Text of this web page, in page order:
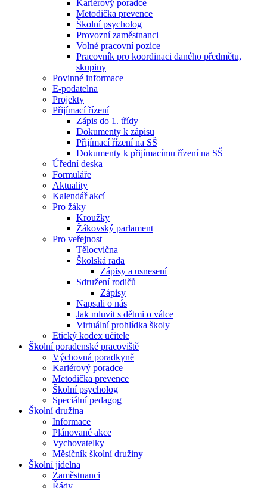
Kariérový poradce
Metodička prevence
Školní psycholog
Provozní zaměstnanci
Volné pracovní pozice
Pracovník pro koordinaci daného předmětu,
skupiny
Povinné informace
E-podatelna
Projekty
Přijímací řízení
Zápis do 1. třídy
Dokumenty k zápisu
Přijímací řízení na SŠ
Dokumenty k přijímacímu řízení na SŠ
Úřední deska
Formuláře
Aktuality
Kalendář akcí
Pro žáky
Kroužky
Žákovský parlament
Pro veřejnost
Tělocvična
Školská rada
Zápisy a usnesení
Sdružení rodičů
Zápisy
Napsali o nás
Jak mluvit s dětmi o válce
Virtuální prohlídka školy
Etický kodex učitele
Školní poradenské pracoviště
Výchovná poradkyně
Kariérový poradce
Metodička prevence
Školní psycholog
Speciální pedagog
Školní družina
Informace
Plánované akce
Vychovatelky
Měsíčník školní družiny
Školní jídelna
Zaměstnanci
Řády